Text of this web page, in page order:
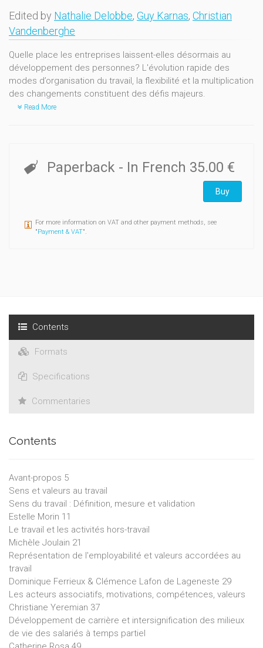
Edited by Nathalie Delobbe, Guy Karnas, Christian
Vandenberghe
Quelle place les entreprises laissent-elles désormais au
développement des personnes? L'évolution rapide des
modes d’organisation du travail, la flexibilité et la multiplication
des changements constituent des défis majeurs.
Read More
Paperback - In French 35.00 €
Buy
For more information on VAT and other payment methods, see
"Payment & VAT".
Contents
Formats
Specifications
Commentaries
Contents
Avant-propos 5
Sens et valeurs au travail
Sens du travail : Définition, mesure et validation
Estelle Morin 11
Le travail et les activités hors-travail
Michèle Joulain 21
Représentation de l'employabilité et valeurs accordées au
travail
Dominique Ferrieux & Clémence Lafon de Lageneste 29
Les acteurs associatifs, motivations, compétences, valeurs
Christiane Yeremian 37
Développement de carrière et intersignification des milieux
de vie des salariés à temps partiel